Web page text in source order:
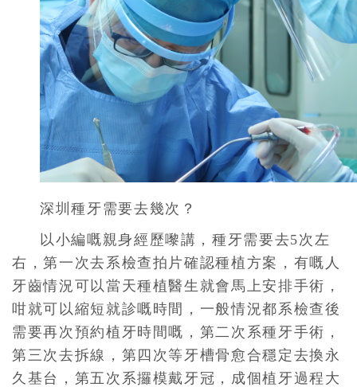
深圳種牙需要去幾次？
以小編嘅親身經歷嚟講，種牙需要去5次左
右，第一次去系檢查拍片確認種植方案，有嘅人
牙齒情況可以當天種植醫生就會馬上安排手術，
咁就可以縮短就診嘅時間，一般情況都系檢查後
需要再次預約植牙時間嘅，第二次系種牙手術，
第三次去拆線，第四次等牙槽骨愈合穩定去換永
久基台，第五次系攞模戴牙冠，成個植牙過程大